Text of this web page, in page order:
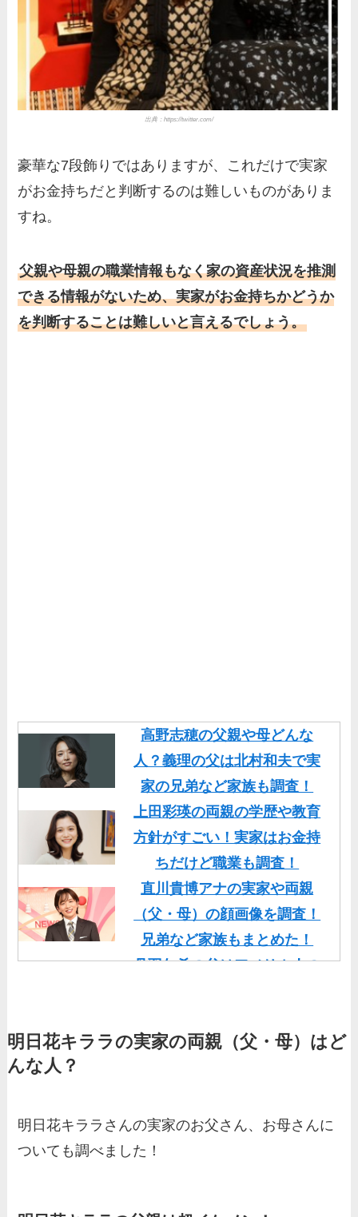
出典： https://twitter.com/
豪華な7段飾りではありますが、これだけで実家
がお金持ちだと判断するのは難しいものがありま
すね。
父親や母親の職業情報もなく家の資産状況を推測
できる情報がないため、実家がお金持ちかどうか
を判断することは難しいと言えるでしょう。
高野志穂の父親や母どんな
人？義理の父は北村和夫で実
家の兄弟など家族も調査！
上田彩瑛の両親の学歴や教育
方針がすごい！実家はお金持
ちだけど職業も調査！
直川貴博アナの実家や両親
（父・母）の顔画像を調査！
兄弟など家族もまとめた！
丹羽仁希の父はアメリカ人の
基俊介の実家はお金持ち？兄
三浦璃来の実家はお金持ち！
両親（父・母）の職業や妹な
明日花キララの実家の両親（父・母）はど
んな人？
明日花キララさんの実家のお父さん、お母さんに
ついても調べました！